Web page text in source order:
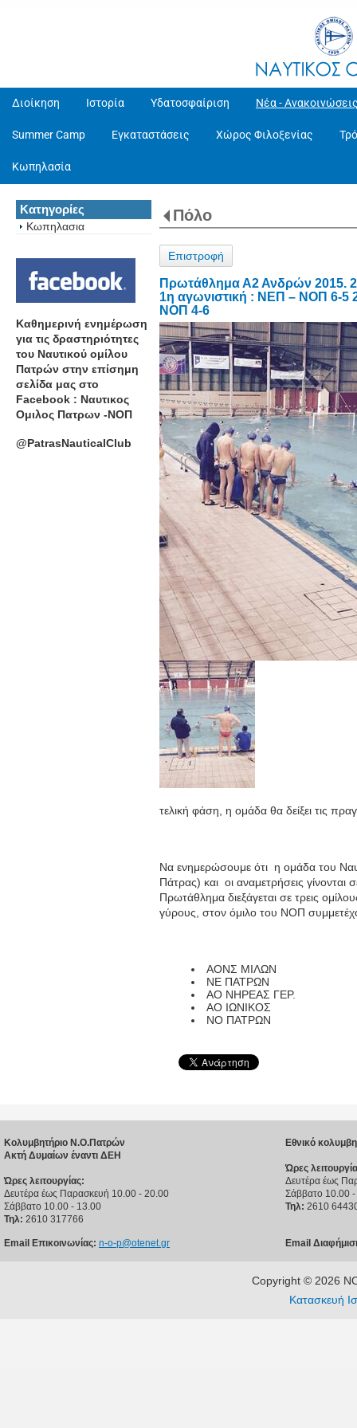
Διοίκηση Ιστορία Υδατοσφαίριση Νέα -
Summer Camp Εγκαταστάσεις Χώρος Φιλοξενίας
Κωπηλασία
Κατηγορίες
Κωπηλασια
Καθημερινή ενημέρωση
για τις δραστηριότητες
του Ναυτικού ομίλου
Πατρών στην επίσημη
σελίδα μας στο
Facebook : Ναυτικος
Ομιλος Πατρων -ΝΟΠ
@PatrasNauticalClub
Πόλο
Επιστροφή
Πρωτάθλημα Α2 Ανδρών 2015.
1η αγωνιστική : ΝΕΠ – ΝΟΠ 6-5
ΝΟΠ 4-6
τελική φάση, η ομάδα θα δείξει τις
Να ενημερώσουμε ότι η ομάδα του
Πάτρας) και οι αναμετρήσεις
Πρωτάθλημα διεξάγεται σε τρεις
γύρους, στον όμιλο του ΝΟΠ
ΑΟΝΣ ΜΙΛΩΝ
ΝΕ
ΑΟ ΝΗΡΕΑΣ
ΑΟ
ΝΟ ΠΑΤΡΩΝ
Κολυμβητήριο Ν.Ο.Πατρών
Ακτή Δυμαίων έναντι ΔΕΗ
Ώρες λειτουργίας:
Δευτέρα έως Παρασκευή 10.00 - 20.00
Σάββατο 10.00 - 13.00
Τηλ: 2610 317766
Email Επικοινωνίας: n-o-p@otenet.gr
Εθνικό
Ώρες
Δευτέρα έως
Σάββατο 10.00
Τηλ: 2610
Email
Copyright © 2026
Κατασκευή